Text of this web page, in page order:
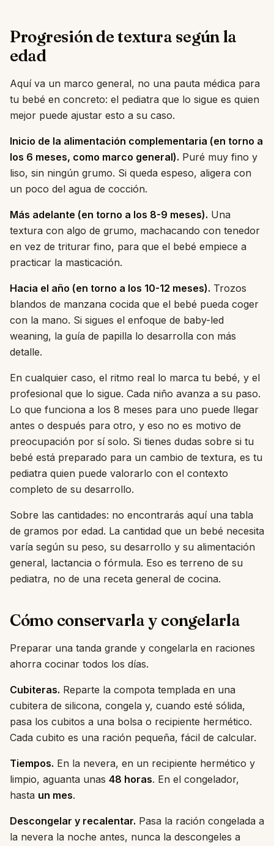
Progresión de textura según la
edad
Aquí va un marco general, no una pauta médica para
tu bebé en concreto: el pediatra que lo sigue es quien
mejor puede ajustar esto a su caso.
Inicio de la alimentación complementaria (en torno a
los 6 meses, como marco general). Puré muy fino y
liso, sin ningún grumo. Si queda espeso, aligera con
un poco del agua de cocción.
Más adelante (en torno a los 8-9 meses). Una
textura con algo de grumo, machacando con tenedor
en vez de triturar fino, para que el bebé empiece a
practicar la masticación.
Hacia el año (en torno a los 10-12 meses). Trozos
blandos de manzana cocida que el bebé pueda coger
con la mano. Si sigues el enfoque de baby-led
weaning, la guía de papilla lo desarrolla con más
detalle.
En cualquier caso, el ritmo real lo marca tu bebé, y el
profesional que lo sigue. Cada niño avanza a su paso.
Lo que funciona a los 8 meses para uno puede llegar
antes o después para otro, y eso no es motivo de
preocupación por sí solo. Si tienes dudas sobre si tu
bebé está preparado para un cambio de textura, es tu
pediatra quien puede valorarlo con el contexto
completo de su desarrollo.
Sobre las cantidades: no encontrarás aquí una tabla
de gramos por edad. La cantidad que un bebé necesita
varía según su peso, su desarrollo y su alimentación
general, lactancia o fórmula. Eso es terreno de su
pediatra, no de una receta general de cocina.
Cómo conservarla y congelarla
Preparar una tanda grande y congelarla en raciones
ahorra cocinar todos los días.
Cubiteras. Reparte la compota templada en una
cubitera de silicona, congela y, cuando esté sólida,
pasa los cubitos a una bolsa o recipiente hermético.
Cada cubito es una ración pequeña, fácil de calcular.
Tiempos. En la nevera, en un recipiente hermético y
limpio, aguanta unas 48 horas. En el congelador,
hasta un mes.
Descongelar y recalentar. Pasa la ración congelada a
la nevera la noche antes, nunca la descongeles a